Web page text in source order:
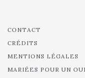
CONTACT
CRÉDITS
MENTIONS LÉGALES
MARIÉES POUR UN OUI